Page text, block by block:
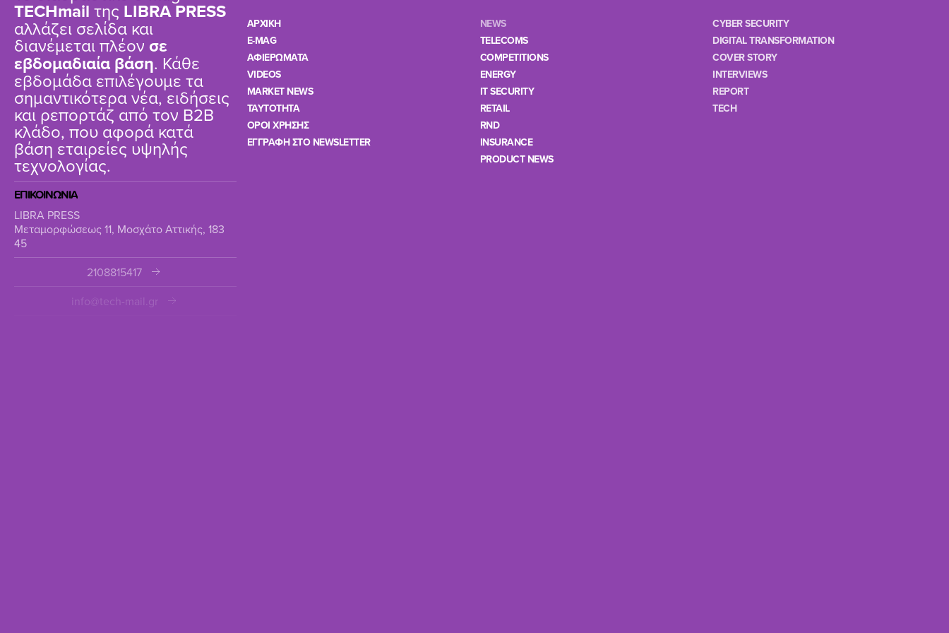
TΕCHmail της LIBRA PRESS
αλλάζει σελίδα και
διανέμεται πλέον σε
εβδομαδιαία βάση. Κάθε
εβδομάδα επιλέγουμε τα
σημαντικότερα νέα, ειδήσεις
και ρεπορτάζ από τον B2B
κλάδο, που αφορά κατά
βάση εταιρείες υψηλής
τεχνολογίας.
ΕΠΙΚΟΙΝΩΝΙΑ
LIBRA PRESS
Μεταμορφώσεως 11, Μοσχάτο Αττικής, 183
45
2108815417
info@tech-mail.gr
ΑΡΧΙΚΗ
E-MAG
ΑΦΙΕΡΩΜΑΤΑ
VIDEOS
MARKET NEWS
TAYTOTHTA
ΟΡΟΙ ΧΡΗΣΗΣ
ΕΓΓΡΑΦΗ ΣΤΟ NEWSLETTER
NEWS
TELECOMS
COMPETITIONS
ENERGY
IT SECURITY
RETAIL
RND
INSURANCE
PRODUCT NEWS
CYBER SECURITY
DIGITAL TRANSFORMATION
COVER STORY
INTERVIEWS
REPORT
TECH